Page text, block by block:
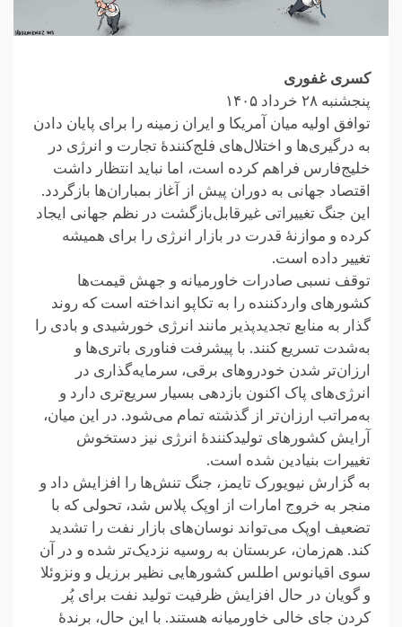
کسری غفوری
پنجشنبه ۲۸ خرداد ۱۴۰۵
توافق اولیه میان آمریکا و ایران زمینه را برای پایان دادن
به درگیری‌ها و اختلال‌های فلج‌کنندهٔ تجارت و انرژی در
خلیج‌فارس فراهم کرده است، اما نباید انتظار داشت
اقتصاد جهانی به دوران پیش از آغاز بمباران‌ها بازگردد.
این جنگ تغییراتی غیرقابل‌بازگشت در نظم جهانی ایجاد
کرده و موازنهٔ قدرت در بازار انرژی را برای همیشه
تغییر داده است.
توقف نسبی صادرات خاورمیانه و جهش قیمت‌ها
کشورهای واردکننده را به تکاپو انداخته است که روند
گذار به منابع تجدیدپذیر مانند انرژی خورشیدی و بادی را
به‌شدت تسریع کنند. با پیشرفت فناوری باتری‌ها و
ارزان‌تر شدن خودروهای برقی، سرمایه‌گذاری در
انرژی‌های پاک اکنون بازدهی بسیار سریع‌تری دارد و
به‌مراتب ارزان‌تر از گذشته تمام می‌شود. در این میان،
آرایش کشورهای تولیدکنندهٔ انرژی نیز دستخوش
تغییرات بنیادین شده است.
به گزارش نیویورک تایمز، جنگ تنش‌ها را افزایش داد و
منجر به خروج امارات از اوپک پلاس شد، تحولی که با
تضعیف اوپک می‌تواند نوسان‌های بازار نفت را تشدید
کند. هم‌زمان، عربستان به روسیه نزدیک‌تر شده و در آن
سوی اقیانوس اطلس کشورهایی نظیر برزیل و ونزوئلا
و گویان در حال افزایش ظرفیت تولید نفت برای پُر
کردن جای خالی خاورمیانه هستند. با این حال، برندهٔ